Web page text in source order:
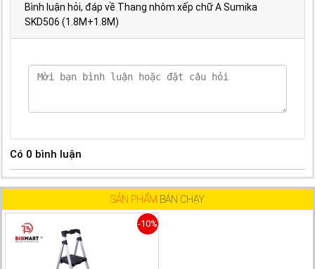
Bình luận hỏi, đáp về Thang nhôm xếp chữ A Sumika
SKD506 (1.8M+1.8M)
Có 0 bình luận
SẢN PHẨM BÁN CHẠY
-10%